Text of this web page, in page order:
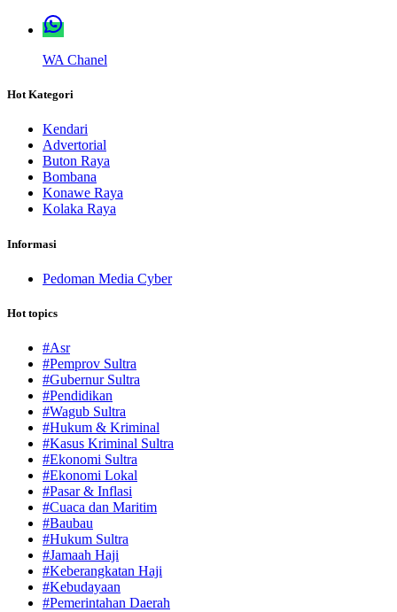
WA Chanel
Hot Kategori
Kendari
Advertorial
Buton Raya
Bombana
Konawe Raya
Kolaka Raya
Informasi
Pedoman Media Cyber
Hot topics
#Asr
#Pemprov Sultra
#Gubernur Sultra
#Pendidikan
#Wagub Sultra
#Hukum & Kriminal
#Kasus Kriminal Sultra
#Ekonomi Sultra
#Ekonomi Lokal
#Pasar & Inflasi
#Cuaca dan Maritim
#Baubau
#Hukum Sultra
#Jamaah Haji
#Keberangkatan Haji
#Kebudayaan
#Pemerintahan Daerah